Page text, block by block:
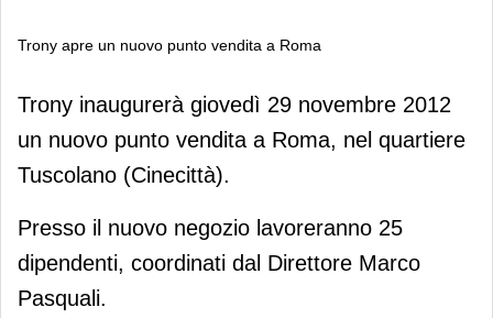
Trony apre un nuovo punto vendita a Roma
Trony apre un nuovo punto vendita a
Roma
Trony inaugurerà giovedì 29 novembre 2012
un nuovo punto vendita a Roma, nel quartiere
Tuscolano (Cinecittà).
Presso il nuovo negozio lavoreranno 25
dipendenti, coordinati dal Direttore Marco
Pasquali.